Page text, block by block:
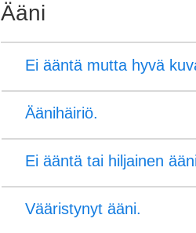
Ääni
Ei ääntä mutta hyvä
Äänihäiriö.
Ei ääntä tai hiljainen ääni
Vääristynyt ääni.